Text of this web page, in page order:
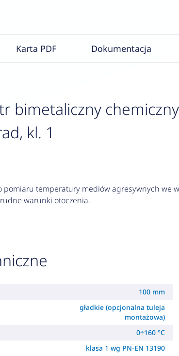
Karta PDF Dokumentacja
bimetaliczny
kl. 1
pomiaru temperatury mediów agresywnych we
warunki otoczenia.
100 mm
gładkie (opcjonalna tuleja
montażowa)
0÷160 °C
klasa 1 wg PN-EN 13190